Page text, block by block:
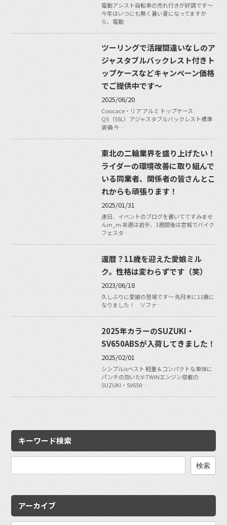
電動アシスト自転車の売れ行きが好調です〜
今年はいつにも無く暑い夏になってますか
ら、電動…
ツーリングで活躍間違いなしのア
ジャスタブルバックレスト付きト
ップケースなどキャンペーン価格
でご提供中です〜
2025/06/20
Coocace・リア アルミ トップケース
Q5（55L）アジャスタブルバックレスト標準
装備 今…
東北の二輪業界を盛り上げたい！
ライダーの環境改善に取り組んで
いる同業者、関係者の皆さんとこ
れからも頑張ります！
2025/01/31
連日、イベントのブログを書いててすみませ
んm_m 来週は岩手、3週間後は宮城でバイク
フェスタ…
還暦？11歳を迎えた愛娘ミル
ク。性格は変わらずです（笑）
2023/06/18
久しぶりに愛娘の登場です〜 先月末に11歳に
なりました！ ソファ…
2025年カラーのSUZUKI・
SV650ABSが入荷してきました！
2025/02/01
シンプルisベスト 軽量＆コンパクトな車体に
パンチの効いたV-TWINエンジン搭載の
SUZUKI・SV650…
キーワード検索
アーカイブ